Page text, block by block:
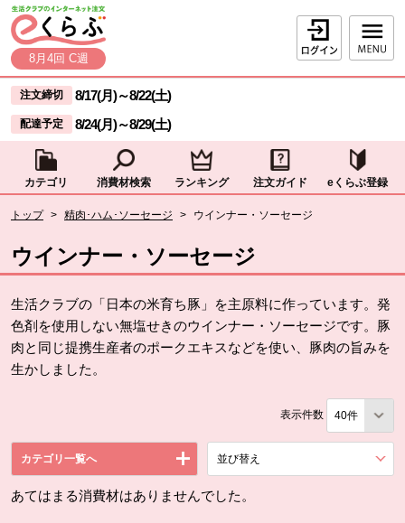
ページの先頭です。
本文へジャンプする。
8月4回 C週
ログイン
ここからサイト内共通メニューです。
サイト内共通メニューをスキップする
注文締切 8/17(月)～8/22(土)
配達予定 8/24(月)～8/29(土)
カテゴリ 消費材検索 ランキング 注文ガイド eくらぶ登録
トップ > 精肉･ハム･ソーセージ > ウインナー・ソーセージ
ウインナー・ソーセージ
生活クラブの「日本の米育ち豚」を主原料に作っています。発
色剤を使用しない無塩せきのウインナー・ソーセージです。豚
肉と同じ提携生産者のポークエキスなどを使い、豚肉の旨みを
生かしました。
表示件数
カテゴリ一覧へ 並び替え
あてはまる消費材はありませんでした。